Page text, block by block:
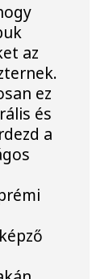
az
ez
és
a